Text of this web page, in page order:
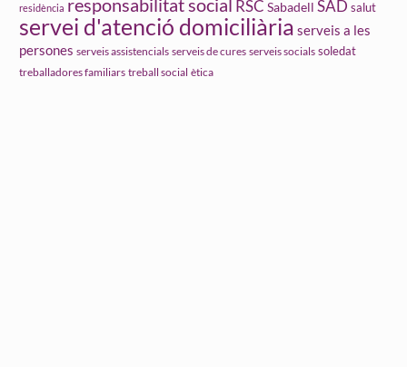
residència responsabilitat social RSC Sabadell SAD salut
servei d'atenció domiciliària serveis a les
persones serveis assistencials serveis de cures serveis socials soledat
treballadores familiars treball social ètica